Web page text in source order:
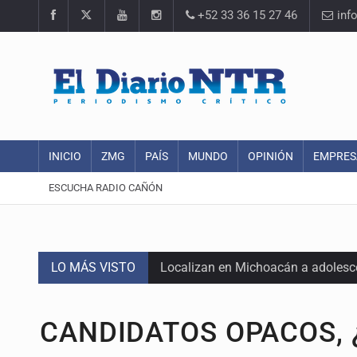
+52 33 36 15 27 46
INICIO ZMG PAÍS MUNDO OPINIÓN
ESCUCHA RADIO CAÑÓN
LO MÁS VISTO Localizan en Michoacán a
Lamenta Carla Humphrey la
CANDIDATOS OPACOS,